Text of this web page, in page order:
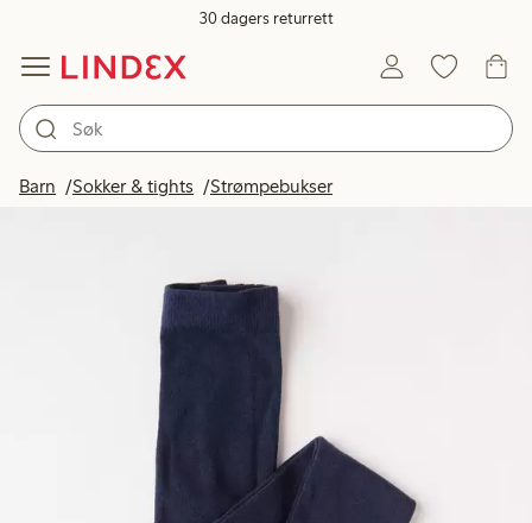
30 dagers returrett
Barn Sokker & tights Strømpebukser